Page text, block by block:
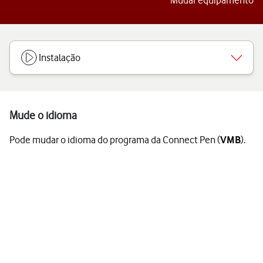
Instalação
Mude o idioma
Pode mudar o idioma do programa da Connect Pen (VMB).